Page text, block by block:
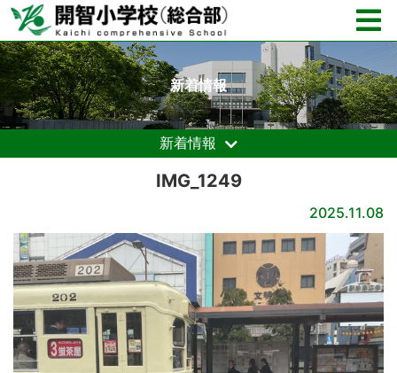
新着情報
新着情報
IMG_1249
2025.11.08